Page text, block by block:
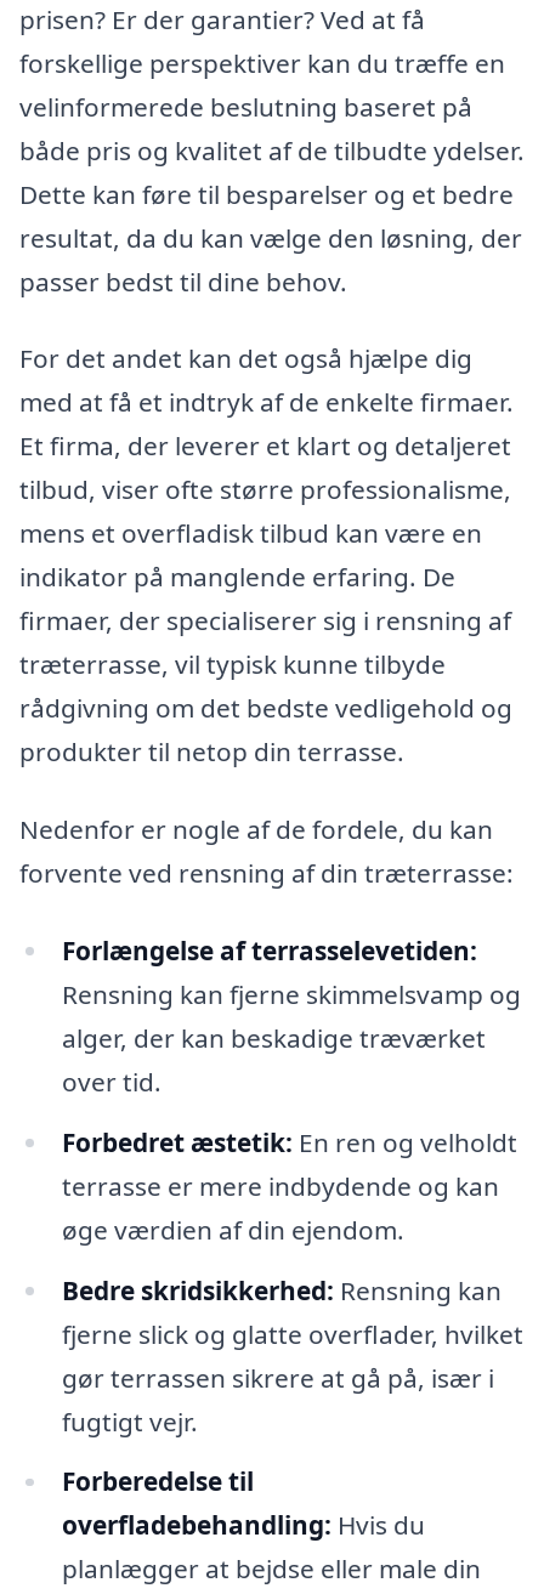
prisen? Er der garantier? Ved at få
forskellige perspektiver kan du træffe en
velinformerede beslutning baseret på
både pris og kvalitet af de tilbudte ydelser.
Dette kan føre til besparelser og et bedre
resultat, da du kan vælge den løsning, der
passer bedst til dine behov.
For det andet kan det også hjælpe dig
med at få et indtryk af de enkelte firmaer.
Et firma, der leverer et klart og detaljeret
tilbud, viser ofte større professionalisme,
mens et overfladisk tilbud kan være en
indikator på manglende erfaring. De
firmaer, der specialiserer sig i rensning af
træterrasse, vil typisk kunne tilbyde
rådgivning om det bedste vedligehold og
produkter til netop din terrasse.
Nedenfor er nogle af de fordele, du kan
forvente ved rensning af din træterrasse:
Forlængelse af terrasselevetiden:
Rensning kan fjerne skimmelsvamp og
alger, der kan beskadige træværket
over tid.
Forbedret æstetik: En ren og velholdt
terrasse er mere indbydende og kan
øge værdien af din ejendom.
Bedre skridsikkerhed: Rensning kan
fjerne slick og glatte overflader, hvilket
gør terrassen sikrere at gå på, især i
fugtigt vejr.
Forberedelse til
overfladebehandling: Hvis du
planlægger at bejdse eller male din